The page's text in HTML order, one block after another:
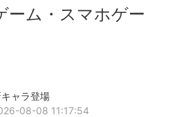
ーム・スマホゲー
キャラ登場
08-08 11:17:54